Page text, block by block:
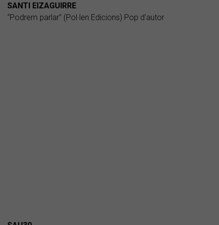
SANTI EIZAGUIRRE
“Podrem parlar” (Pol·len Edicions) Pop d'autor